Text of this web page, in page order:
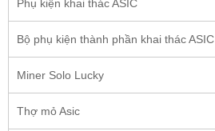
Phụ kiện khai thác ASIC
Bộ phụ kiện thành phần khai thác ASIC
Miner Solo Lucky
Thợ mỏ Asic